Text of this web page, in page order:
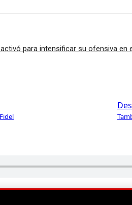
para intensificar su ofensiva en